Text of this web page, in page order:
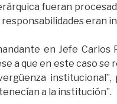
fueran
eran
en Jefe Carlos
a que en este caso se
institucional”,
a la institución”.